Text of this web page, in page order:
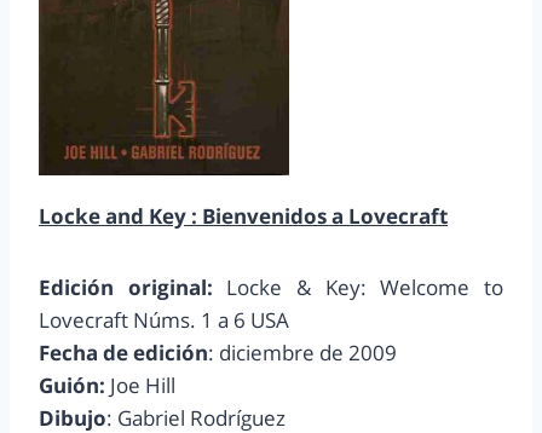
Locke and Key : Bienvenidos a Lovecraft
Edición original: Locke & Key: Welcome to
Lovecraft Núms. 1 a 6 USA
Fecha de edición: diciembre de 2009
Guión: Joe Hill
Dibujo: Gabriel Rodríguez